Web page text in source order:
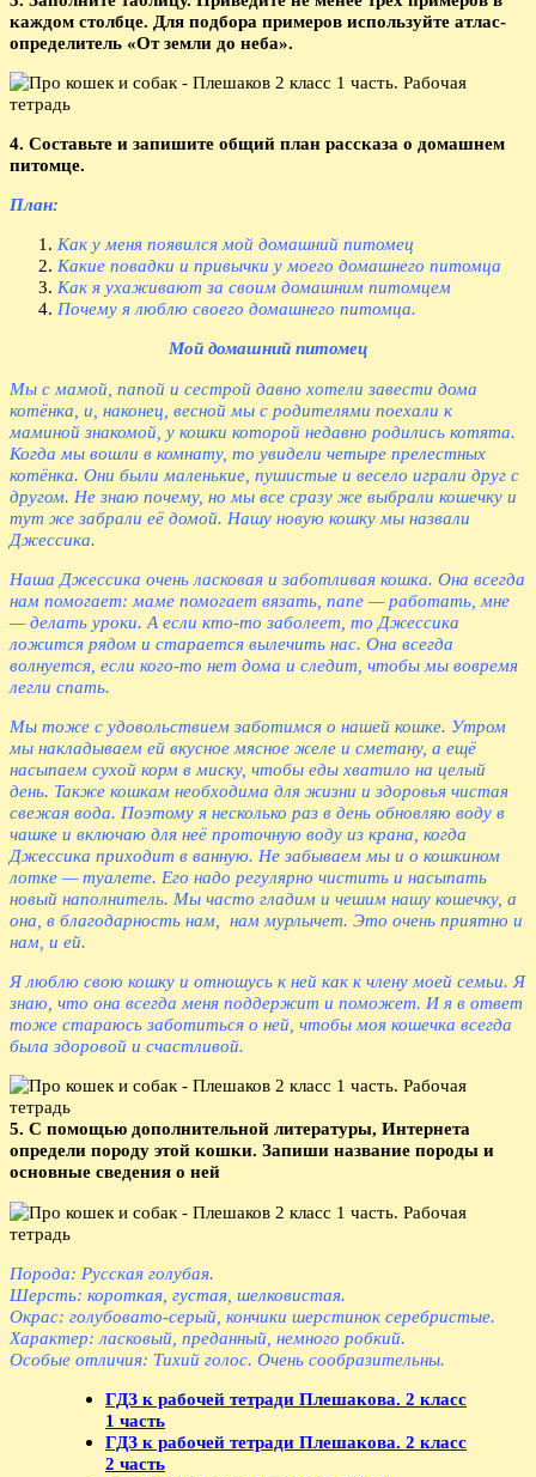
каждом столбце. Для подбора примеров используйте атлас-
определитель «От земли до неба».
4. Составьте и запишите общий план рассказа о домашнем
питомце.
План:
Как у меня появился мой домашний питомец
Какие повадки и привычки у моего домашнего питомца
Как я ухаживают за своим домашним питомцем
Почему я люблю своего домашнего питомца.
Мой домашний питомец
Мы с мамой, папой и сестрой давно хотели завести дома
котёнка, и, наконец, весной мы с родителями поехали к
маминой знакомой, у кошки которой недавно родились котята.
Когда мы вошли в комнату, то увидели четыре прелестных
котёнка. Они были маленькие, пушистые и весело играли друг с
другом. Не знаю почему, но мы все сразу же выбрали кошечку и
тут же забрали её домой. Нашу новую кошку мы назвали
Джессика.
Наша Джессика очень ласковая и заботливая кошка. Она всегда
нам помогает: маме помогает вязать, папе — работать, мне
— делать уроки. А если кто-то заболеет, то Джессика
ложится рядом и старается вылечить нас. Она всегда
волнуется, если кого-то нет дома и следит, чтобы мы вовремя
легли спать.
Мы тоже с удовольствием заботимся о нашей кошке. Утром
мы накладываем ей вкусное мясное желе и сметану, а ещё
насыпаем сухой корм в миску, чтобы еды хватило на целый
день. Также кошкам необходима для жизни и здоровья чистая
свежая вода. Поэтому я несколько раз в день обновляю воду в
чашке и включаю для неё проточную воду из крана, когда
Джессика приходит в ванную. Не забываем мы и о кошкином
лотке — туалете. Его надо регулярно чистить и насыпать
новый наполнитель. Мы часто гладим и чешим нашу кошечку, а
она, в благодарность нам, нам мурлычет. Это очень приятно и
нам, и ей.
Я люблю свою кошку и отношусь к ней как к члену моей семьи. Я
знаю, что она всегда меня поддержит и поможет. И я в ответ
тоже стараюсь заботиться о ней, чтобы моя кошечка всегда
была здоровой и счастливой.
5. С помощью дополнительной литературы, Интернета
определи породу этой кошки. Запиши название породы и
основные сведения о ней
Порода: Русская голубая.
Шерсть: короткая, густая, шелковистая.
Окрас: голубовато-серый, кончики шерстинок серебристые.
Характер: ласковый, преданный, немного робкий.
Особые отличия: Тихий голос. Очень сообразительны.
ГДЗ к рабочей тетради Плешакова. 2 класс
1 часть
ГДЗ к рабочей тетради Плешакова. 2 класс
2 часть